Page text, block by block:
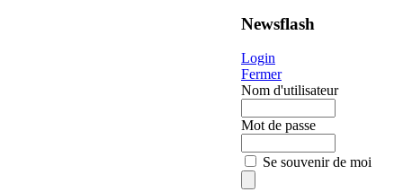
Newsflash
Login
Fermer
Nom d'utilisateur
Mot de passe
Se souvenir de moi